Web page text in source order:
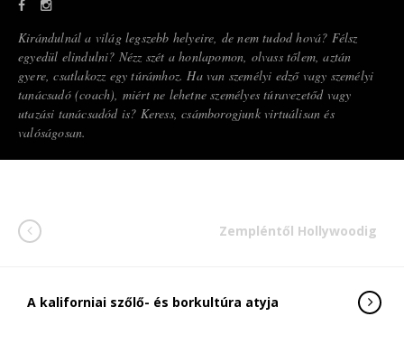
Kirándulnál a világ legszebb helyeire, de nem tudod hová? Félsz
egyedül elindulni? Nézz szét a honlapomon, olvass tőlem, aztán
gyere, csatlakozz egy túrámhoz. Ha van személyi edző vagy személyi
tanácsadó (coach), miért ne lehetne személyes túravezetőd vagy
utazási tanácsadód is? Keress, csámborogjunk virtuálisan és
valóságosan.
Zempléntől Hollywoodig
A kaliforniai szőlő- és borkultúra atyja